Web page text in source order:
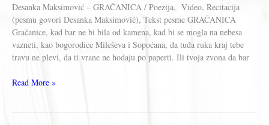
Desanka Maksimović – GRAČANICA / Poezija, Video, Recitacija
(pesmu govori Desanka Maksimović), Tekst pesme GRAČANICA
Gračanice, kad bar ne bi bila od kamena, kad bi se mogla na nebesa
vazneti, kao bogorodice Mileševa i Sopoćana, da tuđa ruka kraj tebe
travu ne plevi, da ti vrane ne hodaju po paperti. Ili tvoja zvona da bar
Desanka
Read More »